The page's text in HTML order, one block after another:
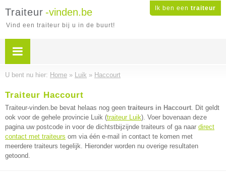
Ik ben een traiteur
Traiteur -vinden.be
Vind een traiteur bij u in de buurt!
U bent nu hier: Home » Luik » Haccourt
Traiteur Haccourt
Traiteur-vinden.be bevat helaas nog geen traiteurs in Haccourt. Dit geldt
ook voor de gehele provincie Luik (traiteur Luik). Voer bovenaan deze
pagina uw postcode in voor de dichtstbijzijnde traiteurs of ga naar direct
contact met traiteurs om via één e-mail in contact te komen met
meerdere traiteurs tegelijk. Hieronder worden nu overige resultaten
getoond.